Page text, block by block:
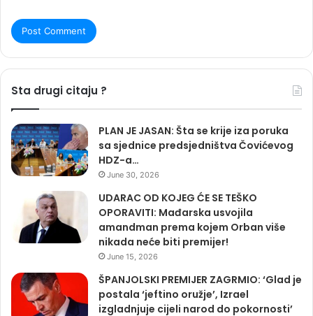
Sta drugi citaju ?
PLAN JE JASAN: Šta se krije iza poruka
sa sjednice predsjedništva Čovićevog
HDZ-a…
June 30, 2026
UDARAC OD KOJEG ĆE SE TEŠKO
OPORAVITI: Mađarska usvojila
amandman prema kojem Orban više
nikada neće biti premijer!
June 15, 2026
ŠPANJOLSKI PREMIJER ZAGRMIO: ‘Glad je
postala ‘jeftino oružje’, Izrael
izgladnjuje cijeli narod do pokornosti’